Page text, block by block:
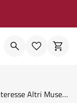
Altri Musei